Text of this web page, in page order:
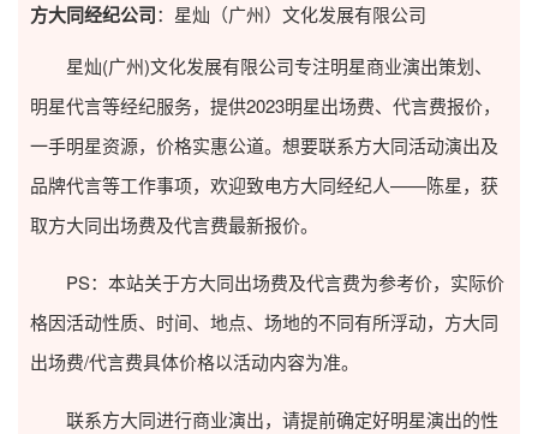
方大同经纪公司：星灿（广州）文化发展有限公司
星灿(广州)文化发展有限公司专注明星商业演出策划、
明星代言等经纪服务，提供2023明星出场费、代言费报价，
一手明星资源，价格实惠公道。想要联系方大同活动演出及
品牌代言等工作事项，欢迎致电方大同经纪人——陈星，获
取方大同出场费及代言费最新报价。
PS：本站关于方大同出场费及代言费为参考价，实际价
格因活动性质、时间、地点、场地的不同有所浮动，方大同
出场费/代言费具体价格以活动内容为准。
联系方大同进行商业演出，请提前确定好明星演出的性